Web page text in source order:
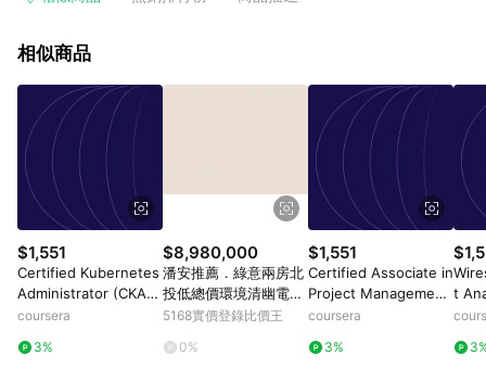
相似商品
$1,551
Certified Kubernetes
Administrator (CKA):
Unit 3
coursera
3%
$8,980,000
潘安推薦．綠意兩房北
投低總價環境清幽電梯
美宅｜台北市北投區溫
5168實價登錄比價王
0%
$1,551
Certified Associate in
Project Management
(CAPM)® Exam: Unit
coursera
3%
t